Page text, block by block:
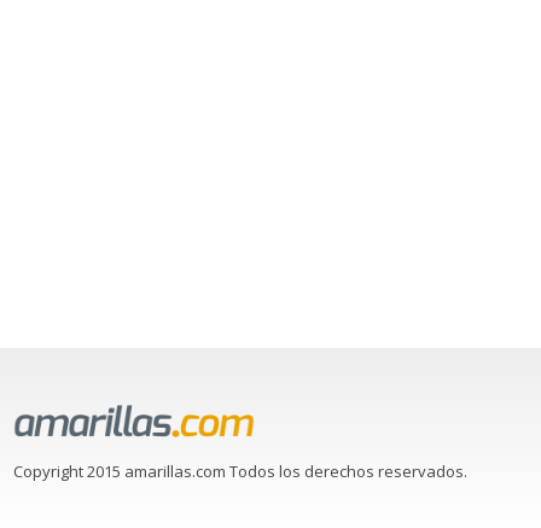
Copyright 2015 amarillas.com Todos los derechos reservados.